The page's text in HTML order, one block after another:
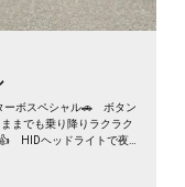
ーボスペシャル🚗 ボタン
までも乗り降りラクラク
HIDヘッドライトで夜
歩を応援する《1年保証